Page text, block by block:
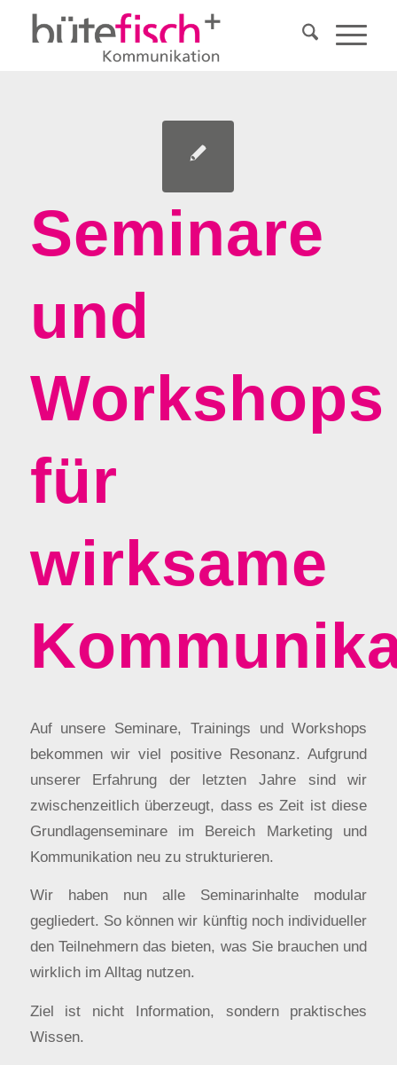
Seminare
und
Workshops
für
wirksame
Auf unsere Seminare, Trainings und Workshops
bekommen wir viel positive Resonanz. Aufgrund
unserer Erfahrung der letzten Jahre sind wir
zwischenzeitlich überzeugt, dass es Zeit ist diese
Grundlagenseminare im Bereich Marketing und
Kommunikation neu zu strukturieren.
Wir haben nun alle Seminarinhalte modular
gegliedert. So können wir künftig noch individueller
den Teilnehmern das bieten, was Sie brauchen und
wirklich im Alltag nutzen.
Ziel ist nicht Information, sondern praktisches
Wissen.